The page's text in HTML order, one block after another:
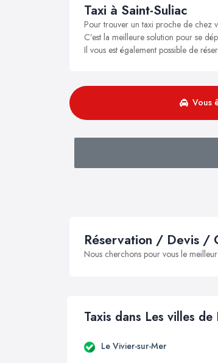
Taxi à Saint-Suliac
Pour trouver un taxi proche de chez
C’est la meilleure solution pour se
Il vous est également possible de
Vous
Réservation / Devis /
Nous cherchons pour vous le
Taxis dans Les villes
Le Vivier-sur-Mer